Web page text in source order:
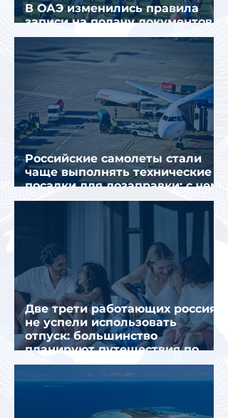
В ОАЭ изменились правила
записи на подачу документов
для визы в Испанию
Российские самолеты стали
чаще выполнять технические
посадки для дозаправки: с чем
это связано
Две трети работающих россиян
не успели использовать
отпуск: большинство
планируют путешествия по
стране